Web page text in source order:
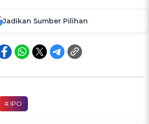
Jadikan Sumber Pilihan
# IPO